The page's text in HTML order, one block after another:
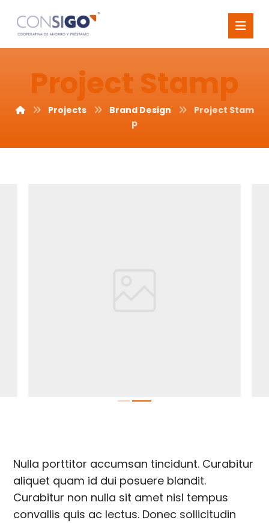
Project Stamp
Projects Brand Design
Project Stam
p
Nulla porttitor accumsan tincidunt. Curabitur
aliquet quam id dui posuere blandit.
Curabitur non nulla sit amet nisl tempus
convallis quis ac lectus. Donec sollicitudin